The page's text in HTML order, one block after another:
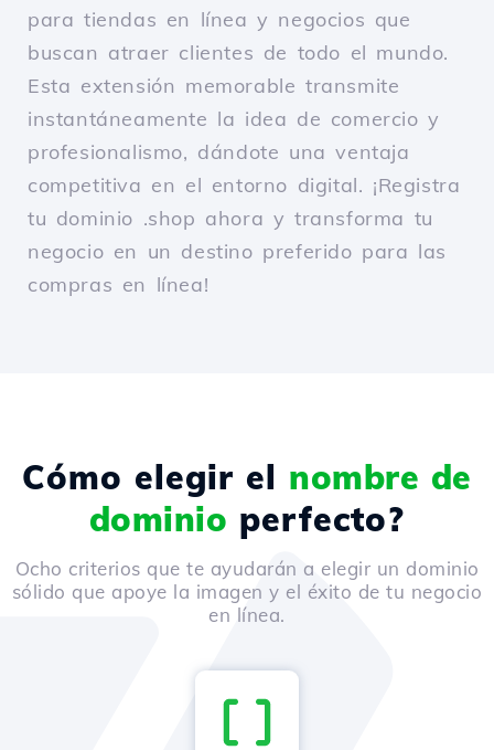
para tiendas en línea y negocios que
buscan atraer clientes de todo el mundo.
Esta extensión memorable transmite
instantáneamente la idea de comercio y
profesionalismo, dándote una ventaja
competitiva en el entorno digital. ¡Registra
tu dominio .shop ahora y transforma tu
negocio en un destino preferido para las
compras en línea!
Cómo elegir el nombre de
dominio perfecto?
Ocho criterios que te ayudarán a elegir un dominio
sólido que apoye la imagen y el éxito de tu negocio
en línea.